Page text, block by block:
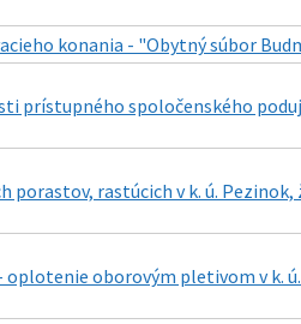
konania - "Obytný súbor
prístupného spoločenského
porastov, rastúcich v k. ú.
oborovým pletivom v k.